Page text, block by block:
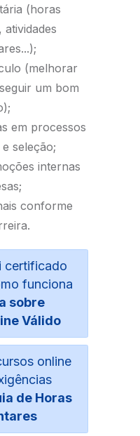
(horas
(melhorar
um bom
em processos
seleção;
internas
conforme
certificado
funciona
sobre
Válido
online
de Horas